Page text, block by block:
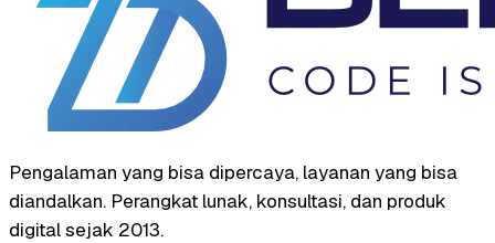
Pengalaman yang bisa dipercaya, layanan yang bisa
diandalkan. Perangkat lunak, konsultasi, dan produk
digital sejak 2013.